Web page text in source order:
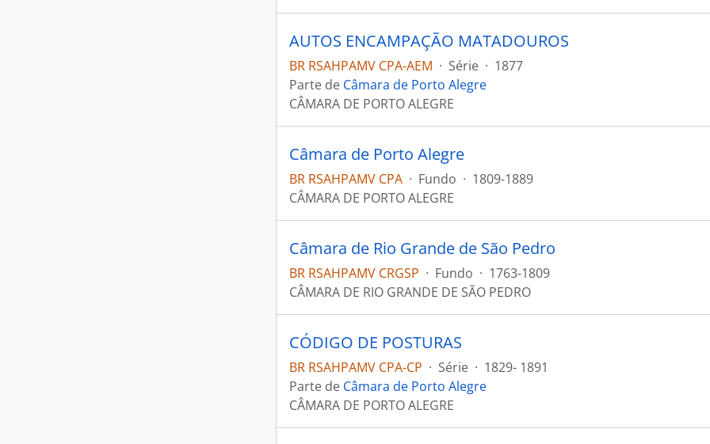
AUTOS ENCAMPAÇÃO MATADOUROS
BR RSAHPAMV CPA-AEM · Série · 1877
Parte de Câmara de Porto Alegre
CÂMARA DE PORTO ALEGRE
Câmara de Porto Alegre
BR RSAHPAMV CPA · Fundo · 1809-1889
CÂMARA DE PORTO ALEGRE
Câmara de Rio Grande de São Pedro
BR RSAHPAMV CRGSP · Fundo · 1763-1809
CÂMARA DE RIO GRANDE DE SÃO PEDRO
CÓDIGO DE POSTURAS
BR RSAHPAMV CPA-CP · Série · 1829- 1891
Parte de Câmara de Porto Alegre
CÂMARA DE PORTO ALEGRE